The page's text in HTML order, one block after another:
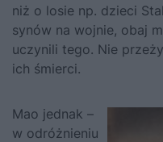
niż o losie np. dzieci
synów na wojnie, obaj
uczynili tego. Nie
ich śmierci.
Mao jednak –
w odróżnieniu